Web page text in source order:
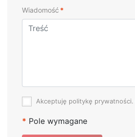
Wiadomość *
Akceptuję politykę prywatności.
* Pole wymagane